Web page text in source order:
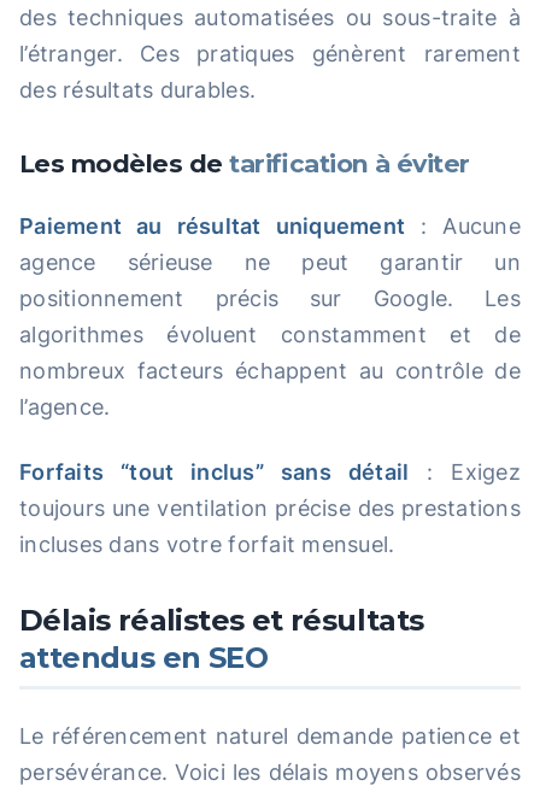
des techniques automatisées ou sous-traite à
l’étranger. Ces pratiques génèrent rarement
des résultats durables.
Les modèles de tarification à éviter
Paiement au résultat uniquement : Aucune
agence sérieuse ne peut garantir un
positionnement précis sur Google. Les
algorithmes évoluent constamment et de
nombreux facteurs échappent au contrôle de
l’agence.
Forfaits “tout inclus” sans détail : Exigez
toujours une ventilation précise des prestations
incluses dans votre forfait mensuel.
Délais réalistes et résultats
attendus en SEO
Le référencement naturel demande patience et
persévérance. Voici les délais moyens observés